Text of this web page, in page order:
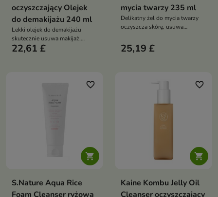
oczyszczający Olejek
do demakijażu 240 ml
Lekki olejek do demakijażu
skutecznie usuwa makijaż,
sebum i zanieczyszczenia,
arganowym i z pestek winogron
odżywia, zmiękcza oraz chroni
przed przesuszeniem
22,61 £
mycia twarzy 235 ml
Delikatny żel do mycia twarzy
oczyszcza skórę, usuwa
pielęgnację cery
problematycznej. Formuła z
skórę i ograniczać uczucie
25,19 £

favorite_border
S.Nature Aqua Rice
Foam Cleanser ryżowa

favorite_border
Kaine Kombu Jelly Oil
Cleanser oczyszczajacy